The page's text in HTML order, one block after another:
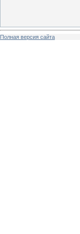
Полная версия сайта